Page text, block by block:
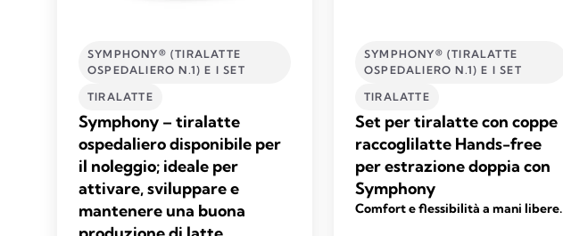
SYMPHONY® (TIRALATTE
OSPEDALIERO N.1) E I SET
TIRALATTE
Symphony – tiralatte
ospedaliero disponibile per
il noleggio; ideale per
attivare, sviluppare e
mantenere una buona
SYMPHONY® (TIRALATTE
OSPEDALIERO N.1) E I SET
TIRALATTE
Set per tiralatte con coppe
raccoglilatte Hands-free
per estrazione doppia con
Symphony
Comfort e flessibilità a mani libere.